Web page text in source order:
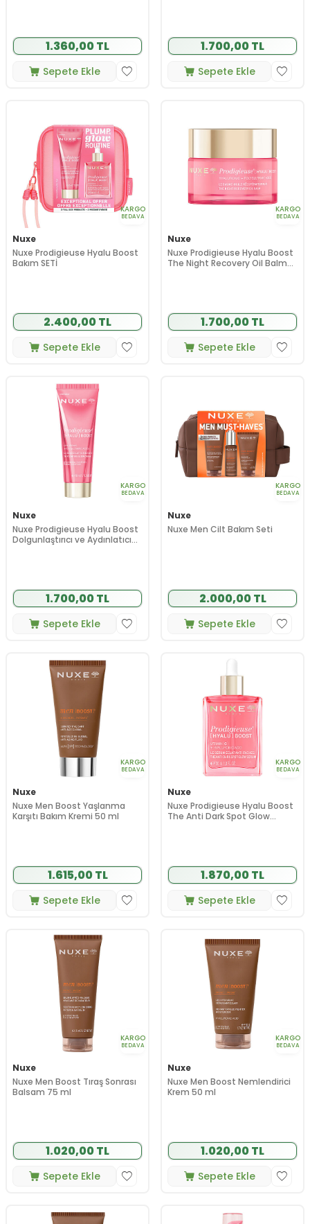
1.360,00 TL
Sepete Ekle
1.700,00 TL
Sepete Ekle
KARGO
BEDAVA
Nuxe
Nuxe Prodigieuse Hyalu Boost
Bakım SETİ
2.400,00 TL
Sepete Ekle
KARGO
BEDAVA
Nuxe
Nuxe Prodigieuse Hyalu Boost
The Night Recovery Oil Balm
1.700,00 TL
Sepete Ekle
KARGO
BEDAVA
Nuxe
Nuxe Prodigieuse Hyalu Boost
Dolgunlaştırıcı ve Aydınlatıcı
1.700,00 TL
Sepete Ekle
KARGO
BEDAVA
Nuxe
Nuxe Men Cilt Bakım Seti
2.000,00 TL
Sepete Ekle
KARGO
BEDAVA
Nuxe
Nuxe Men Boost Yaşlanma
Karşıtı Bakım Kremi 50 ml
1.615,00 TL
Sepete Ekle
KARGO
BEDAVA
Nuxe
Nuxe Prodigieuse Hyalu Boost
The Anti Dark Spot Glow
1.870,00 TL
Sepete Ekle
KARGO
BEDAVA
Nuxe
Nuxe Men Boost Tıraş Sonrası
Balsam 75 ml
1.020,00 TL
Sepete Ekle
KARGO
BEDAVA
Nuxe
Nuxe Men Boost Nemlendirici
Krem 50 ml
1.020,00 TL
Sepete Ekle